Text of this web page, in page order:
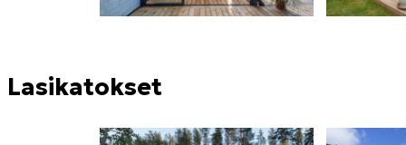
Lasikatokset